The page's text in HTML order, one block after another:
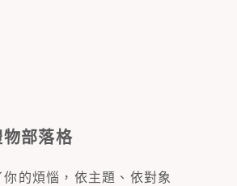
物部落格
的煩惱，依主題、依對象